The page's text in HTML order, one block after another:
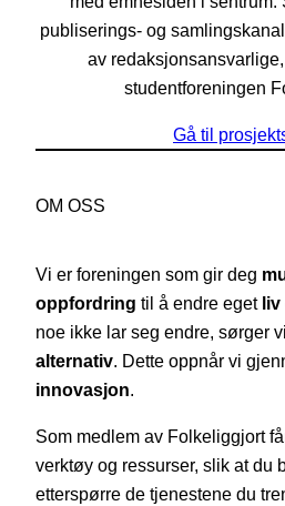
publiserings- og
av
studentforeningen
Gå til
OM OSS
Vi er foreningen som gir deg
oppfordring til å endre eget liv
noe ikke lar seg endre, sørger
alternativ. Dette oppnår vi
innovasjon.
Som medlem av Folkeliggjort
verktøy og ressurser, slik at du
etterspørre de tjenestene du